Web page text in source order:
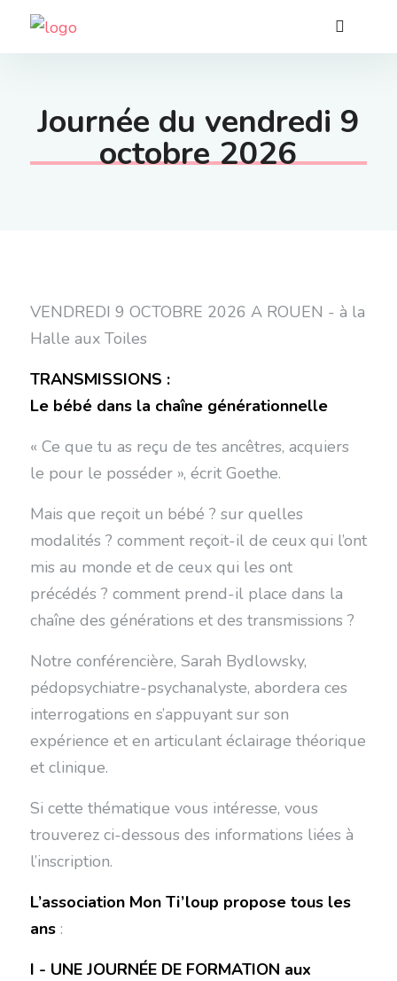
Journée du vendredi 9
octobre 2026
VENDREDI 9 OCTOBRE 2026 A ROUEN - à la
Halle aux Toiles
TRANSMISSIONS :
Le bébé dans la chaîne générationnelle
« Ce que tu as reçu de tes ancêtres, acquiers
le pour le posséder », écrit Goethe.
Mais que reçoit un bébé ? sur quelles
modalités ? comment reçoit-il de ceux qui l’ont
mis au monde et de ceux qui les ont
précédés ? comment prend-il place dans la
chaîne des générations et des transmissions ?
Notre conférencière, Sarah Bydlowsky,
pédopsychiatre-psychanalyste, abordera ces
interrogations en s’appuyant sur son
expérience et en articulant éclairage théorique
et clinique.
Si cette thématique vous intéresse, vous
trouverez ci-dessous des informations liées à
l’inscription.
L’association Mon Ti’loup propose tous les
ans:
I - UNE JOURNÉE DE FORMATION aux